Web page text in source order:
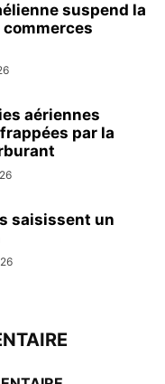
suspend la
aériennes
par la
saisissent un